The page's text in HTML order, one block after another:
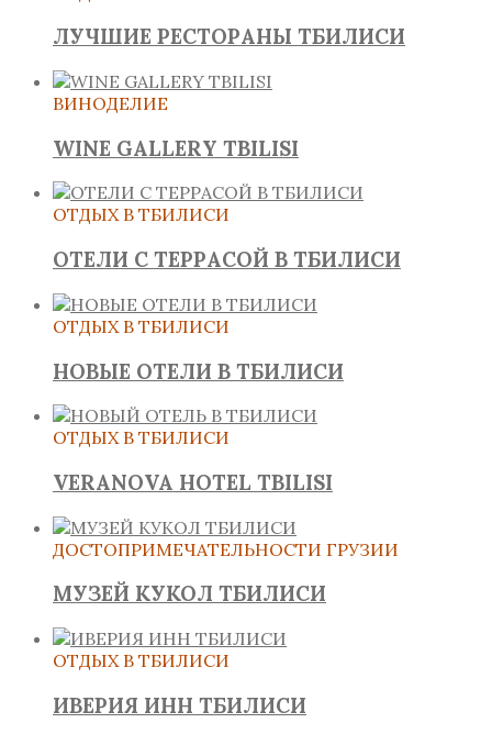
ЛУЧШИЕ РЕСТОРАНЫ ТБИЛИСИ
ВИНОДЕЛИЕ
WINE GALLERY TBILISI
ОТДЫХ В ТБИЛИСИ
ОТЕЛИ С ТЕРРАСОЙ В ТБИЛИСИ
ОТДЫХ В ТБИЛИСИ
НОВЫЕ ОТЕЛИ В ТБИЛИСИ
ОТДЫХ В ТБИЛИСИ
VERANOVA HOTEL TBILISI
ДОСТОПРИМЕЧАТЕЛЬНОСТИ ГРУЗИИ
МУЗЕЙ КУКОЛ ТБИЛИСИ
ОТДЫХ В ТБИЛИСИ
ИВЕРИЯ ИНН ТБИЛИСИ